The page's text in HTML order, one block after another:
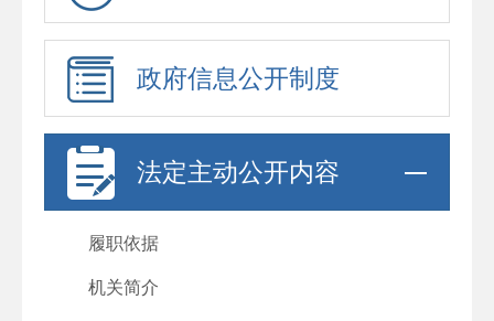
政府信息公开制度
法定主动公开内容
履职依据
机关简介